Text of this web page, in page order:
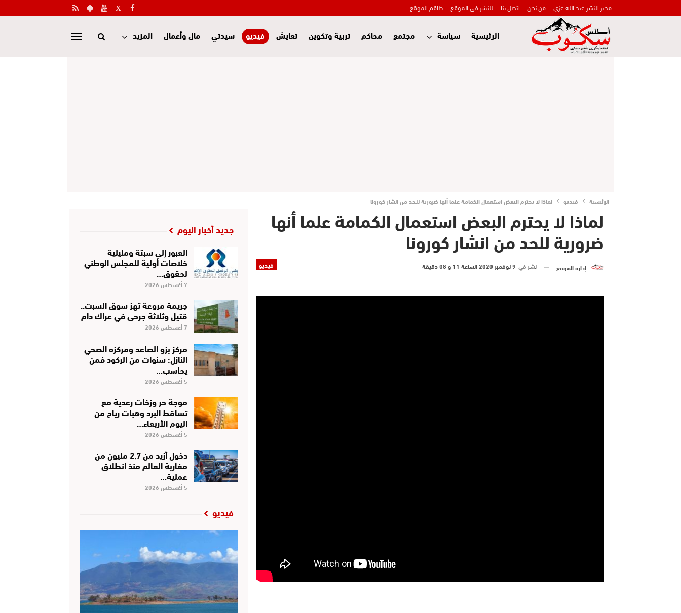
مدير النشر عبد الله عزي من نحن اتصل بنا للنشر في الموقع طاقم الموقع
الرئيسية سياسة مجتمع محاكم تربية وتكوين تعايش فيديو سيدتي مال وأعمال المزيد
الرئيسية فيديو لماذا لا يحترم البعض استعمال الكمامة علما أنها ضرورية للحد من انشار كورونا
لماذا لا يحترم البعض استعمال الكمامة علما أنها
ضرورية للحد من انشار كورونا
فيديو إدارة الموقع نشر في 9 نوفمبر 2020 الساعة 11 و 08 دقيقة
جديد أخبار اليوم
العبور إلى سبتة ومليلية
خلاصات أولية للمجلس الوطني
لحقوق…
7 أغسطس 2026
جريمة مروعة تهز سوق السبت..
قتيل وثلاثة جرحى في عراك دام
7 أغسطس 2026
مركز بزو الصاعد ومركزه الصحي
النازل: سنوات من الركود فمن
يحاسب…
5 أغسطس 2026
موجة حر وزخات رعدية مع
تساقط البرد وهبات رياح من
اليوم الأربعاء…
5 أغسطس 2026
دخول أزيد من 2,7 مليون من
مغاربة العالم منذ انطلاق
عملية…
5 أغسطس 2026
فيديو